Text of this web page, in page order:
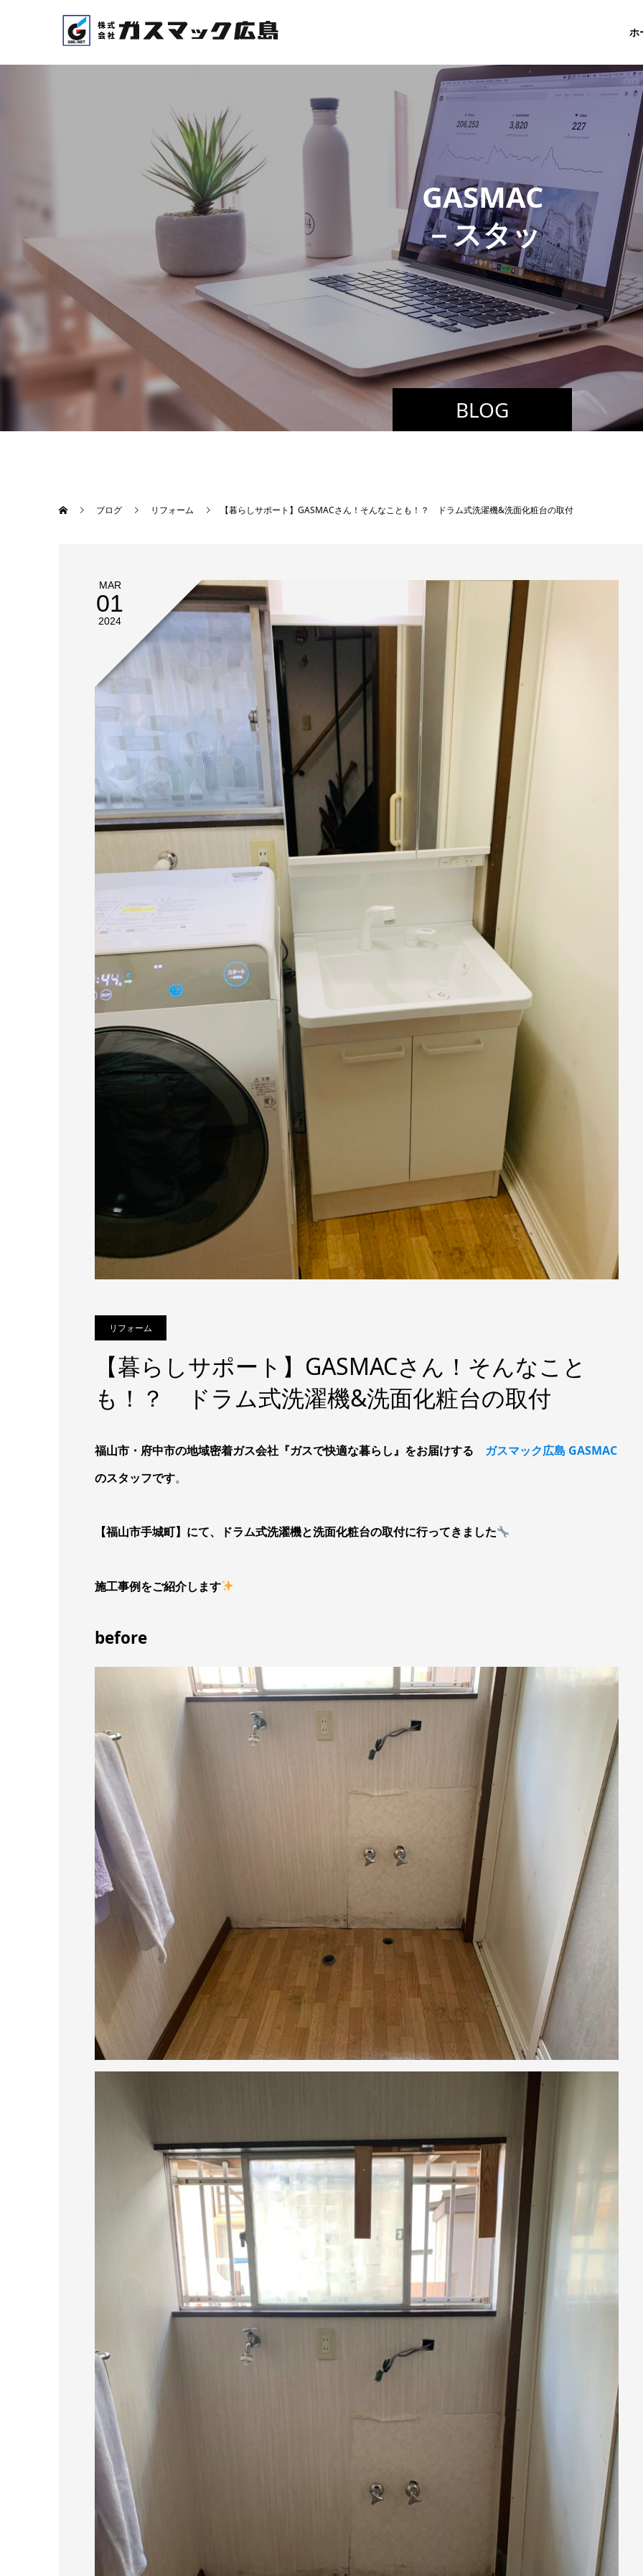
ホ
BLOG
GASMAC
－
スタッフブログ－
ブログ リフォーム 【暮らしサポート】GASMACさん！そんなことも！？ ドラム式洗濯機&洗面化粧台の取付
MAR
01
2024
リフォーム
【暮らしサポート】GASMACさん！そんなこと
も！？ ドラム式洗濯機&洗面化粧台の取付
福山市・府中市の地域密着ガス会社『ガスで快適な暮らし』をお届けする ガスマック広島 GASMAC
のスタッフです。
【福山市手城町】にて、ドラム式洗濯機と洗面化粧台の取付に行ってきました
施工事例をご紹介します
before